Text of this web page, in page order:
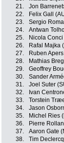
21.
Jon
22.
Felix Gall
23.
Sergio
24.
Antwan
25.
Nicola
26.
Rafal Majka
27.
Ruben
28.
Mathias
29.
Geoffrey
30.
Sander
31.
Joel Suter
32.
Ivan
33.
Torstein
34.
Jason
35.
Michel Ries
36.
Pierre
37.
Aaron Gate
38.
Tim